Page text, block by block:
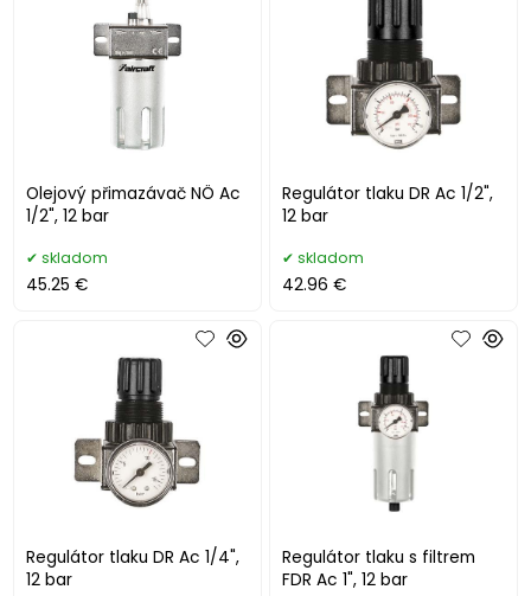
Olejový přimazávač NÖ Ac
1/2", 12 bar
skladom
45.25 €
Regulátor tlaku DR Ac 1/2",
12 bar
skladom
42.96 €
Regulátor tlaku DR Ac 1/4",
12 bar
Regulátor tlaku s filtrem
FDR Ac 1", 12 bar